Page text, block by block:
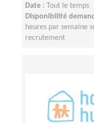
Date :
Tout le temps
Disponibilité
heures par semaine
recrutement